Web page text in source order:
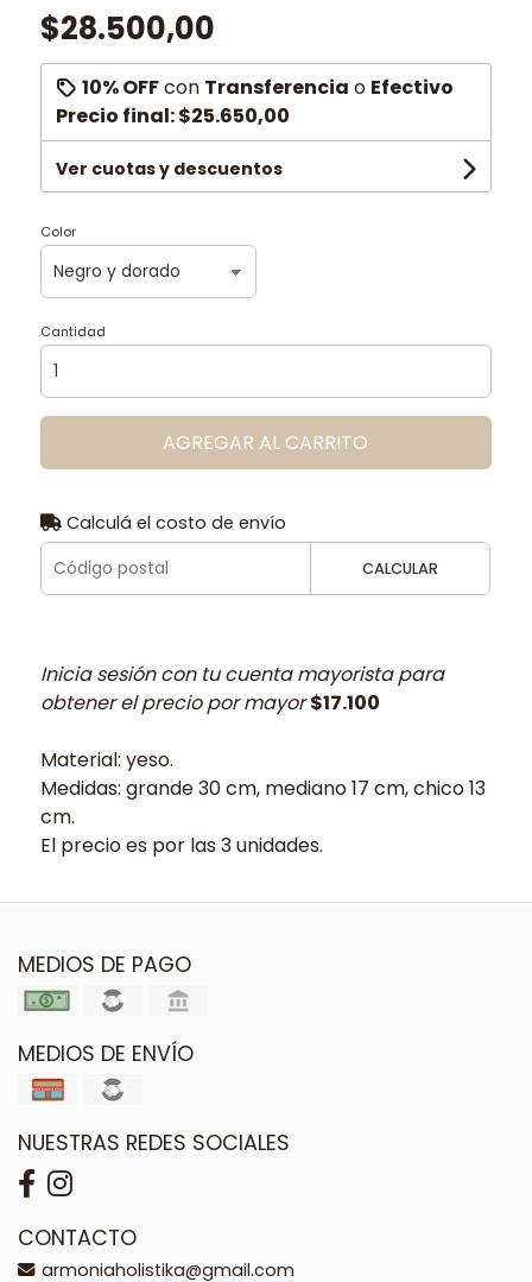
$28.500,00
10% OFFcon Transferencia o Efectivo
Precio final:$25.650,00
Ver cuotas y descuentos
Color
Cantidad
AGREGAR AL CARRITO
Calculá el costo de envío
CALCULAR
Inicia sesión con tu cuenta mayorista para
obtener el precio por mayor$17.100
Material: yeso.
Medidas: grande 30 cm, mediano 17 cm, chico 13
cm.
El precio es por las 3 unidades.
MEDIOS DE PAGO
MEDIOS DE ENVÍO
NUESTRAS REDES SOCIALES
CONTACTO
armoniaholistika@gmail.com